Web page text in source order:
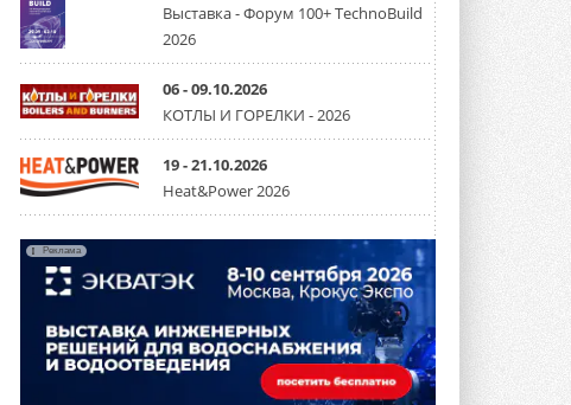
Выставка - Форум 100+ TechnoBuild
2026
06 - 09.10.2026
КОТЛЫ И ГОРЕЛКИ - 2026
19 - 21.10.2026
Heat&Power 2026
Реклама